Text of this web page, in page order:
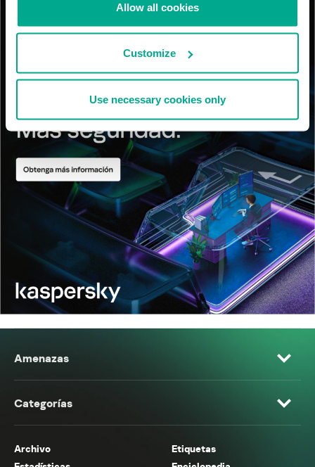
Allow all cookies
Customize
Use necessary cookies only
Amenazas
Categorías
Archivo
Etiquetas